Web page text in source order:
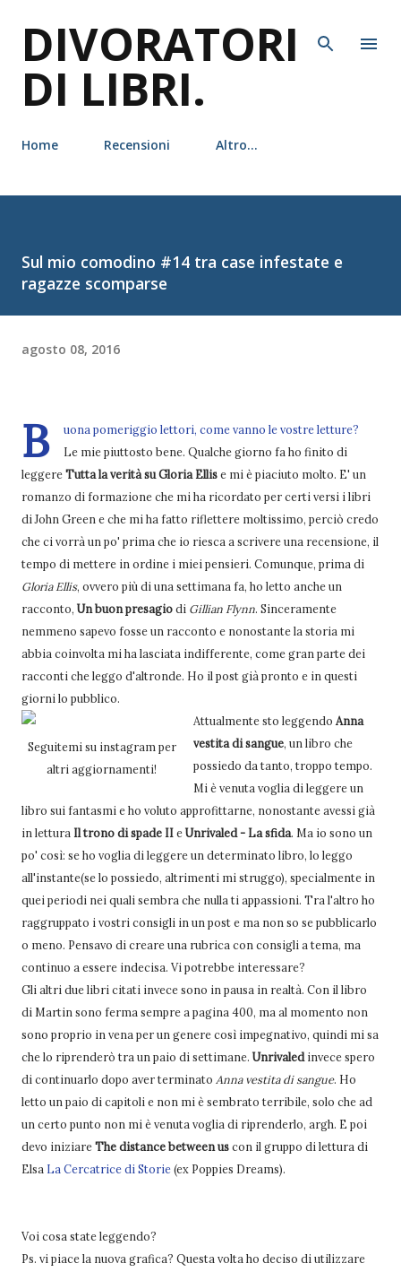
DIVORATORI
DI LIBRI.
Home Recensioni Altro…
Sul mio comodino #14 tra case infestate e
ragazze scomparse
agosto 08, 2016
B
uona pomeriggio lettori, come vanno le vostre letture?
Le mie piuttosto bene. Qualche giorno fa ho finito di
leggereTutta la verità su Gloria Ellise mi è piaciuto molto. E' un
romanzo di formazione che mi ha ricordato per certi versi i libri
di John Green e che mi ha fatto riflettere moltissimo, perciò credo
che ci vorrà un po' prima che io riesca a scrivere una recensione, il
tempo di mettere in ordine i miei pensieri. Comunque, prima di
Gloria Ellis, ovvero più di una settimana fa, ho letto anche un
racconto, Un buon presagiodi Gillian Flynn. Sinceramente
nemmeno sapevo fosse un racconto e nonostante la storia mi
abbia coinvolta mi ha lasciata indifferente, come gran parte dei
racconti che leggo d'altronde. Ho il post già pronto e in questi
giorni lo pubblico.
Seguitemi su instagram per
altri aggiornamenti!
Attualmente sto leggendo Anna
vestita di sangue, un libro che
possiedo da tanto, troppo tempo.
Mi è venuta voglia di leggere un
libro sui fantasmi e ho voluto approfittarne, nonostante avessi già
in lettura Il trono di spade IIeUnrivaled - La sfida. Ma io sono un
po' così: se ho voglia di leggere un determinato libro, lo leggo
all'instante(se lo possiedo, altrimenti mi struggo), specialmente in
quei periodi nei quali sembra che nulla ti appassioni. Tra l'altro ho
raggruppato i vostri consigli in un post e ma non so se pubblicarlo
o meno. Pensavo di creare una rubrica con consigli a tema, ma
continuo a essere indecisa. Vi potrebbe interessare?
Gli altri due libri citati invece sono in pausa in realtà. Con il libro
di Martin sono ferma sempre a pagina 400, ma al momento non
sono proprio in vena per un genere così impegnativo, quindi mi sa
che lo riprenderò tra un paio di settimane. Unrivaled invece spero
di continuarlo dopo aver terminato Anna vestita di sangue. Ho
letto un paio di capitoli e non mi è sembrato terribile, solo che ad
un certo punto non mi è venuta voglia di riprenderlo, argh. E poi
devo iniziareThe distance between uscon il gruppo di lettura di
Elsa La Cercatrice di Storie(ex Poppies Dreams).
Voi cosa state leggendo?
Ps. vi piace la nuova grafica? Questa volta ho deciso di utilizzare